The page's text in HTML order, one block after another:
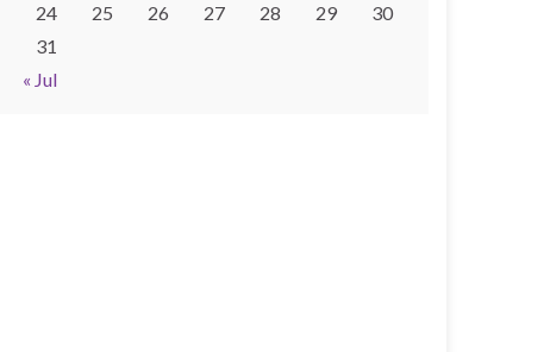
« Jul
24
25 26 27 28 29
30
31